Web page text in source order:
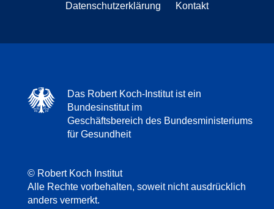
Datenschutzerklärung
Kontakt
Das Robert Koch-Institut ist ein
Bundesinstitut im
Geschäftsbereich des Bundesministeriums
für Gesundheit
© Robert Koch Institut
Alle Rechte vorbehalten, soweit nicht ausdrücklich
anders vermerkt.